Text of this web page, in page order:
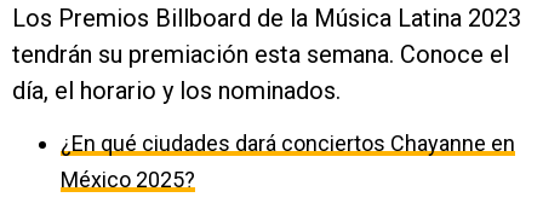
Los Premios Billboard de la Música Latina 2023
tendrán su premiación esta semana. Conoce el
día, el horario y los nominados.
¿En qué ciudades dará conciertos Chayanne en
México 2025?